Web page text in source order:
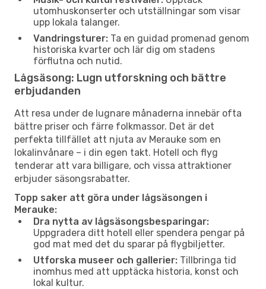
utomhuskonserter och utställningar som visar
upp lokala talanger.
Vandringsturer: Ta en guidad promenad genom
historiska kvarter och lär dig om stadens
förflutna och nutid.
Lågsäsong: Lugn utforskning och bättre
erbjudanden
Att resa under de lugnare månaderna innebär ofta
bättre priser och färre folkmassor. Det är det
perfekta tillfället att njuta av Merauke som en
lokalinvånare – i din egen takt. Hotell och flyg
tenderar att vara billigare, och vissa attraktioner
erbjuder säsongsrabatter.
Topp saker att göra under lågsäsongen i
Merauke:
Dra nytta av lågsäsongsbesparingar:
Uppgradera ditt hotell eller spendera pengar på
god mat med det du sparar på flygbiljetter.
Utforska museer och gallerier: Tillbringa tid
inomhus med att upptäcka historia, konst och
lokal kultur.